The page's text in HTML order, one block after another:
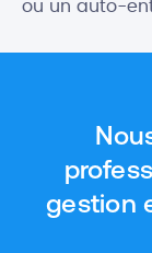
ou un auto-
Dans cet
gestion